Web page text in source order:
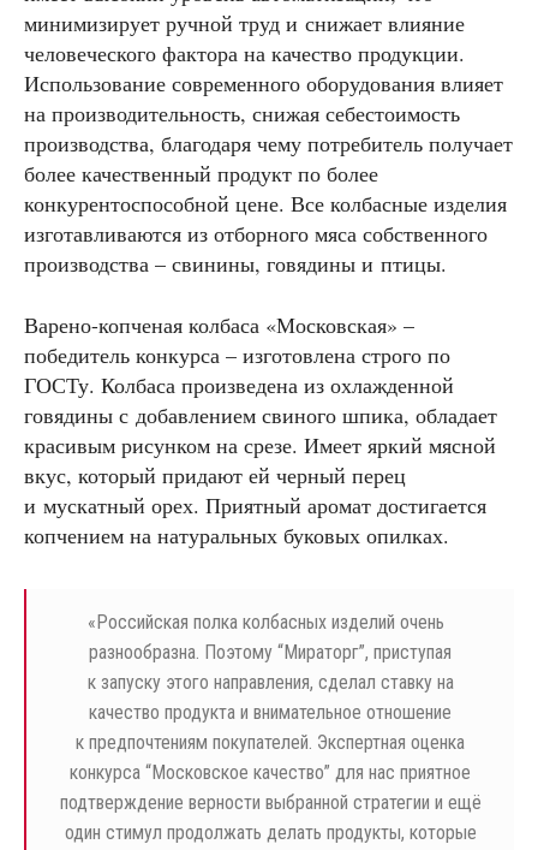
минимизирует ручной труд и снижает влияние
человеческого фактора на качество продукции.
Использование современного оборудования влияет
на производительность, снижая себестоимость
производства, благодаря чему потребитель получает
более качественный продукт по более
конкурентоспособной цене. Все колбасные изделия
изготавливаются из отборного мяса собственного
производства – свинины, говядины и птицы.
Варено-копченая колбаса «Московская» –
победитель конкурса – изготовлена строго по
ГОСТу. Колбаса произведена из охлажденной
говядины с добавлением свиного шпика, обладает
красивым рисунком на срезе. Имеет яркий мясной
вкус, который придают ей черный перец
и мускатный орех. Приятный аромат достигается
копчением на натуральных буковых опилках.
«Российская полка колбасных изделий очень
разнообразна. Поэтому “Мираторг”, приступая
к запуску этого направления, сделал ставку на
качество продукта и внимательное отношение
к предпочтениям покупателей. Экспертная оценка
конкурса “Московское качество” для нас приятное
подтверждение верности выбранной стратегии и ещё
один стимул продолжать делать продукты, которые